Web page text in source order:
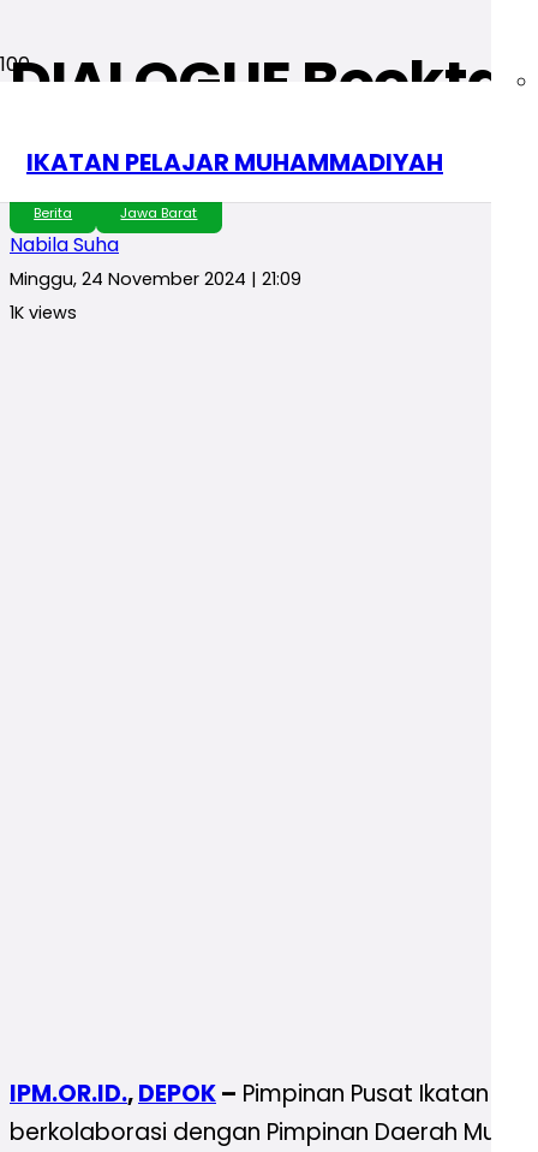
IKATAN PELAJAR MUHAMMADIYAH
DIALOGUE
Pengembangan
Berita Jawa Barat
Nabila Suha
Minggu, 24 November 2024 | 21:09
1K views
IPM.OR.ID.,DEPOK– Pimpinan Pusat Ikatan
berkolaborasi dengan Pimpinan Daerah